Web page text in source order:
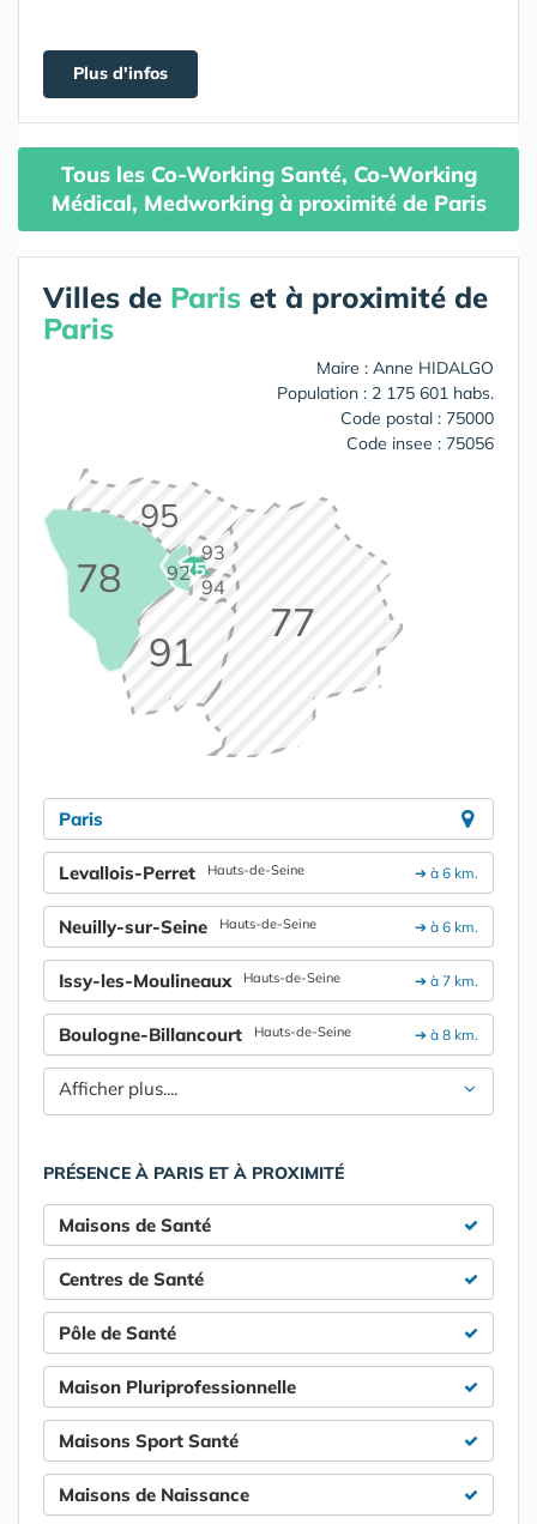
Plus d'infos
Tous les Co-Working Santé, Co-Working
Médical, Medworking à proximité de Paris
Villes de Paris et à proximité de
Paris
Maire : Anne HIDALGO
Population : 2 175 601 habs.
Code postal : 75000
Code insee : 75056
75
77
78
91
92
93
94
95
Paris
➔ à 6 km.
Levallois-Perret Hauts-de-Seine
➔ à 6 km.
Neuilly-sur-Seine Hauts-de-Seine
➔ à 7 km.
Issy-les-Moulineaux Hauts-de-Seine
➔ à 8 km.
Boulogne-Billancourt Hauts-de-Seine
Afficher plus....
PRÉSENCE À PARIS ET À PROXIMITÉ
Maisons de Santé
Centres de Santé
Pôle de Santé
Maison Pluriprofessionnelle
Maisons Sport Santé
Maisons de Naissance